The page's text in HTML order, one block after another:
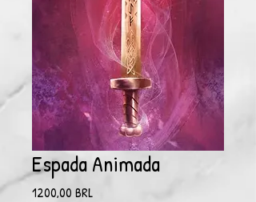
Espada Animada
1200,00 BRLPrecio